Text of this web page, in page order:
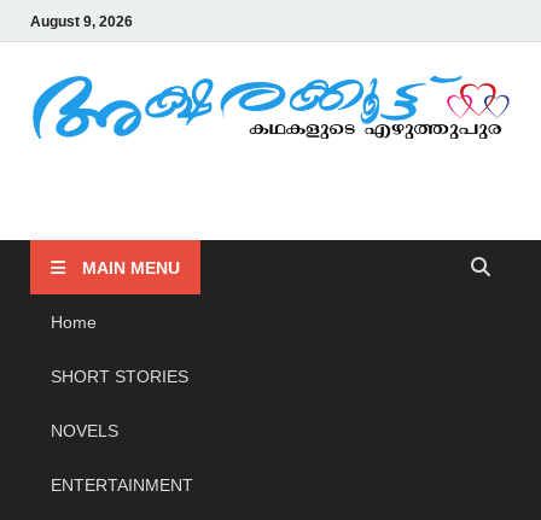
August 9, 2026
MAIN MENU
Home
SHORT STORIES
NOVELS
ENTERTAINMENT